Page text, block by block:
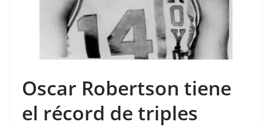
Oscar Robertson tiene
el récord de triples